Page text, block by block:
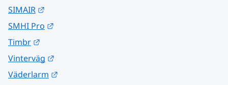
SIMAIR
SMHI Pro
Timbr
Vinterväg
Väderlarm